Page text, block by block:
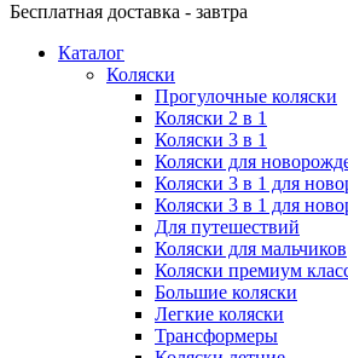
Бесплатная доставка - завтра
Каталог
Коляски
Прогулочные коляски
Коляски 2 в 1
Коляски 3 в 1
Коляски для
Коляски 3 в 1 для
Коляски 3 в 1 для
Для путешествий
Коляски для мальчиков
Коляски премиум
Большие коляски
Легкие коляски
Трансформеры